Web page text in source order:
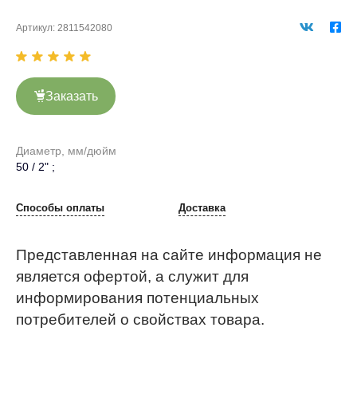
Артикул: 2811542080
Заказать
Диаметр, мм/дюйм
50 / 2" ;
Способы оплаты Доставка
Представленная на сайте информация не
является офертой, а служит для
информирования потенциальных
потребителей о свойствах товара.